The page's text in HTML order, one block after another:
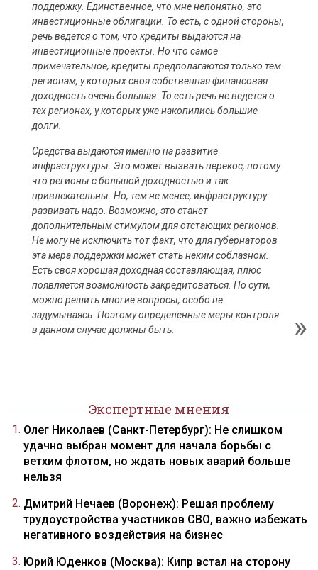
поддержку. Единственное, что мне непонятно, это
инвестиционные облигации. То есть, с одной стороны,
речь ведется о том, что кредиты выдаются на
инвестиционные проекты. Но что самое
примечательное, кредиты предполагаются только тем
регионам, у которых своя собственная финансовая
доходность очень большая. То есть речь не ведется о
тех регионах, у которых уже накопились большие
долги.
Средства выдаются именно на развитие
инфраструктуры. Это может вызвать перекос, потому
что регионы с большой доходностью и так
привлекательны. Но, тем не менее, инфраструктуру
развивать надо. Возможно, это станет
дополнительным стимулом для отстающих регионов.
Не могу не исключить тот факт, что для губернаторов
эта мера поддержки может стать неким соблазном.
Есть своя хорошая доходная составляющая, плюс
появляется возможность закредитоваться. По сути,
можно решить многие вопросы, особо не
задумываясь. Поэтому определенные меры контроля
в данном случае должны быть.
Экспертные мнения
Олег Николаев (Санкт-Петербург): Не слишком
удачно выбран момент для начала борьбы с
ветхим флотом, но ждать новых аварий больше
нельзя
Дмитрий Нечаев (Воронеж): Решая проблему
трудоустройства участников СВО, важно избежать
негативного воздействия на бизнес
Юрий Юденков (Москва): Кипр встал на сторону